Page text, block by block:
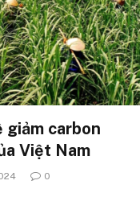
giảm carbon
Việt Nam
0